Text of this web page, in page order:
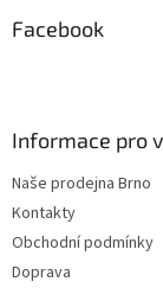
Facebook
Informace pro
Naše prodejna Brno
Kontakty
Obchodní podmínky
Doprava